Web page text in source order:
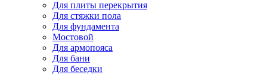
Для плиты перекрытия
Для стяжки пола
Для фундамента
Мостовой
Для армопояса
Для бани
Для беседки